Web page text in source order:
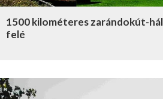
1500 kilométeres zarándokút-
felé